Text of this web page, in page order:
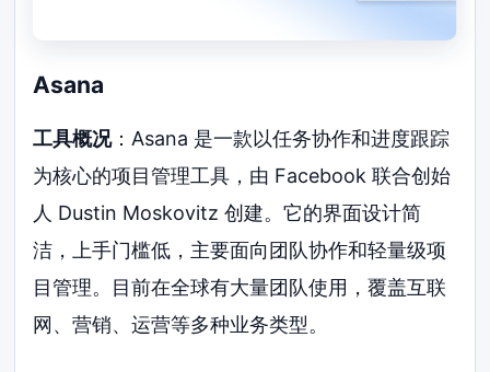
Asana
工具概况：Asana 是一款以任务协作和进度跟踪
为核心的项目管理工具，由 Facebook 联合创始
人 Dustin Moskovitz 创建。它的界面设计简
洁，上手门槛低，主要面向团队协作和轻量级项
目管理。目前在全球有大量团队使用，覆盖互联
网、营销、运营等多种业务类型。